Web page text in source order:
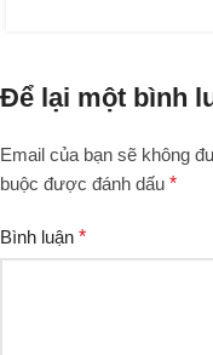
Để lại một bình
Email của bạn sẽ không
buộc được đánh dấu *
Bình luận *